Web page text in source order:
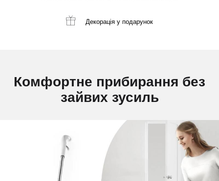
Декорація у подарунок
Комфортне прибирання без
зайвих зусиль